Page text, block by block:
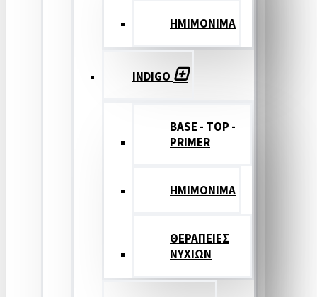
ΗΜΙΜΟΝΙΜΑ
INDIGO
BASE - TOP -
PRIMER
HMIMONIMA
ΘΕΡΑΠΕΙΕΣ
ΝΥΧΙΩΝ